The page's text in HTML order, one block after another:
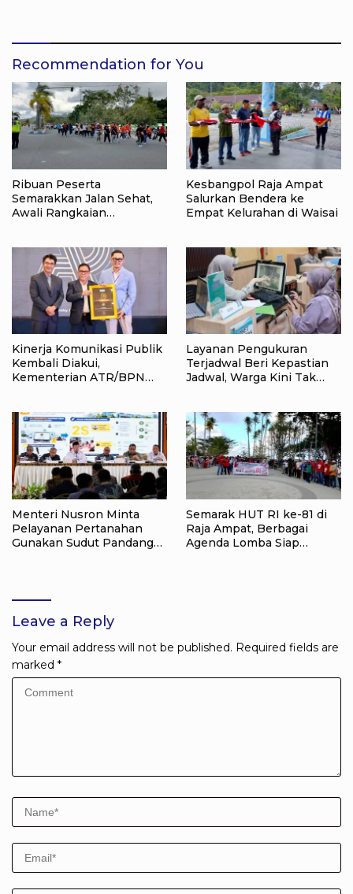
Recommendation for You
Ribuan Peserta
Semarakkan Jalan Sehat,
Awali Rangkaian
Ampat
Kesbangpol Raja Ampat
Salurkan Bendera ke
Empat Kelurahan di Waisai
Kinerja Komunikasi Publik
Kembali Diakui,
Kementerian ATR/BPN
Layanan Pengukuran
Terjadwal Beri Kepastian
Jadwal, Warga Kini Tak
Menteri Nusron Minta
Pelayanan Pertanahan
Gunakan Sudut Pandang
Semarak HUT RI ke-81 di
Raja Ampat, Berbagai
Agenda Lomba Siap
Leave a Reply
Your email address will not be published. Required fields are
marked *